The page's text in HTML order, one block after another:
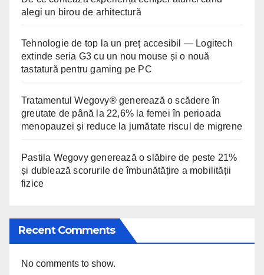
alegi un birou de arhitectură
Tehnologie de top la un preț accesibil — Logitech
extinde seria G3 cu un nou mouse și o nouă
tastatură pentru gaming pe PC
Tratamentul Wegovy® generează o scădere în
greutate de până la 22,6% la femei în perioada
menopauzei și reduce la jumătate riscul de migrene
Pastila Wegovy generează o slăbire de peste 21%
și dublează scorurile de îmbunătățire a mobilității
fizice
Recent Comments
No comments to show.